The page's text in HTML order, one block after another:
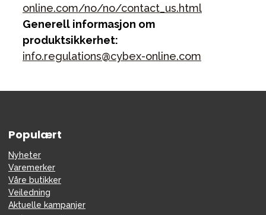
online.com/no/no/contact_us.html
Generell informasjon om
produktsikkerhet:
info.regulations@cybex-online.com
Populært
Nyheter
Varemerker
Våre butikker
Veiledning
Aktuelle kampanjer